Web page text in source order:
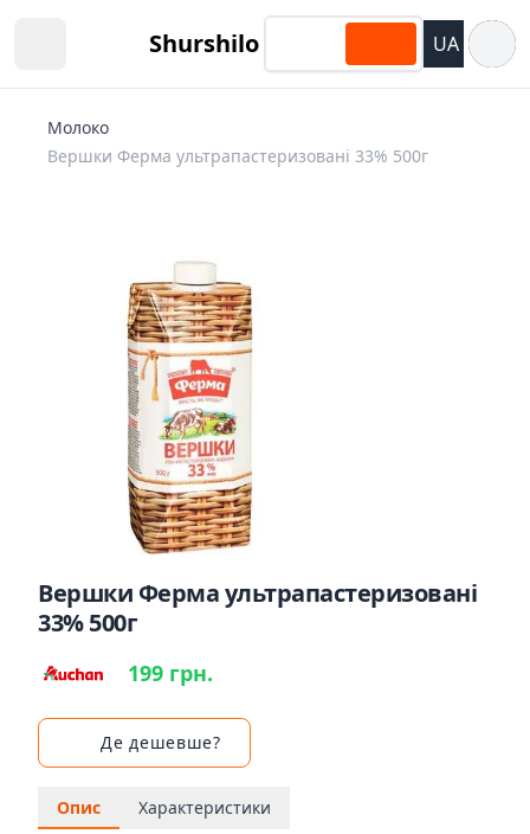
Shurshilo UA
Молоко
Вершки Ферма ультрапастеризовані 33% 500г
Вершки Ферма ультрапастеризовані
33% 500г
199 грн.
Де дешевше?
Опис Характеристики